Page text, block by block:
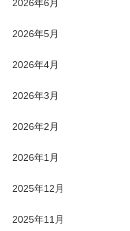
2026年6月
2026年5月
2026年4月
2026年3月
2026年2月
2026年1月
2025年12月
2025年11月